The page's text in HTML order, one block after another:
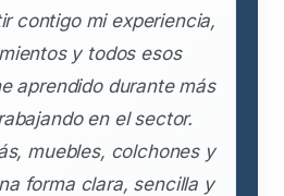
contigo mi experiencia,
y todos esos
aprendido durante más
en el sector.
muebles, colchones y
forma clara, sencilla y